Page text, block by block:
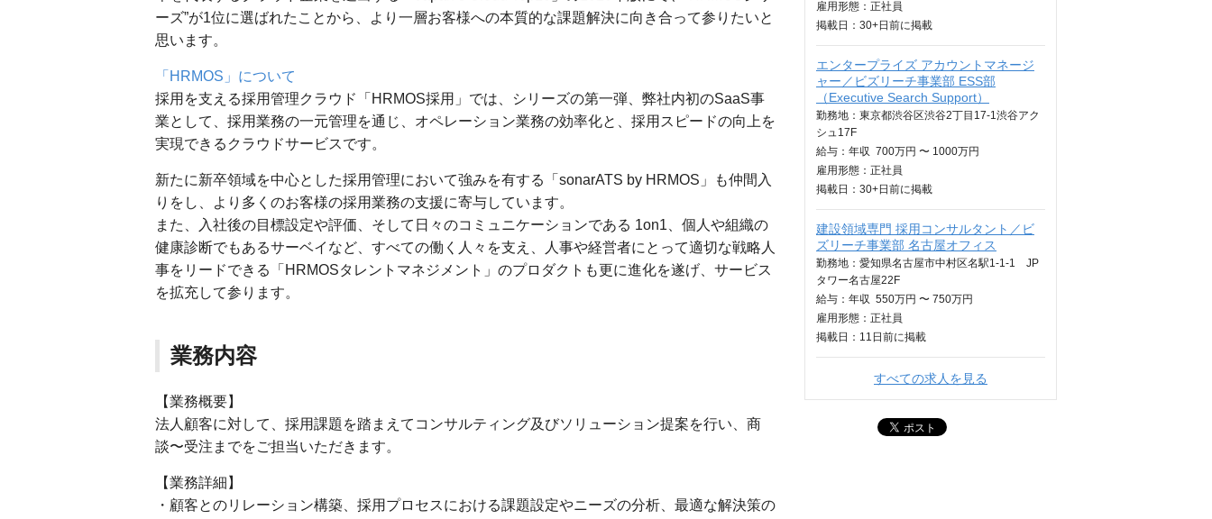
ーズ”が1位に選ばれたことから、より一層お客様への本質的な課題解決に向き合って参りたいと
思います。
「HRMOS」について
採用を支える採用管理クラウド「HRMOS採用」では、シリーズの第一弾、弊社内初のSaaS事
業として、採用業務の一元管理を通じ、オペレーション業務の効率化と、採用スピードの向上を
実現できるクラウドサービスです。
新たに新卒領域を中心とした採用管理において強みを有する「sonarATS by HRMOS」も仲間入
りをし、より多くのお客様の採用業務の支援に寄与しています。
また、入社後の目標設定や評価、そして日々のコミュニケーションである 1on1、個人や組織の
健康診断でもあるサーベイなど、すべての働く人々を支え、人事や経営者にとって適切な戦略人
事をリードできる「HRMOSタレントマネジメント」のプロダクトも更に進化を遂げ、サービス
を拡充して参ります。
業務内容
【業務概要】
法人顧客に対して、採用課題を踏まえてコンサルティング及びソリューション提案を行い、商
談〜受注までをご担当いただきます。
【業務詳細】
・顧客とのリレーション構築、採用プロセスにおける課題設定やニーズの分析、最適な解決策の
雇用形態：正社員
掲載日： 30+日 前に掲載
エンタープライズ アカウントマネージ
ャー／ビズリーチ事業部 ESS部
（Executive Search Support）
勤務地：東京都渋谷区渋谷2丁目17-1渋谷アク
シュ17F
給与： 年収 700万円 〜 1000万円
雇用形態：正社員
掲載日： 30+日 前に掲載
建設領域専門 採用コンサルタント／ビ
ズリーチ事業部 名古屋オフィス
勤務地：愛知県名古屋市中村区名駅1-1-1 JP
タワー名古屋22F
給与： 年収 550万円 〜 750万円
雇用形態：正社員
掲載日： 11日 前に掲載
すべての求人を見る